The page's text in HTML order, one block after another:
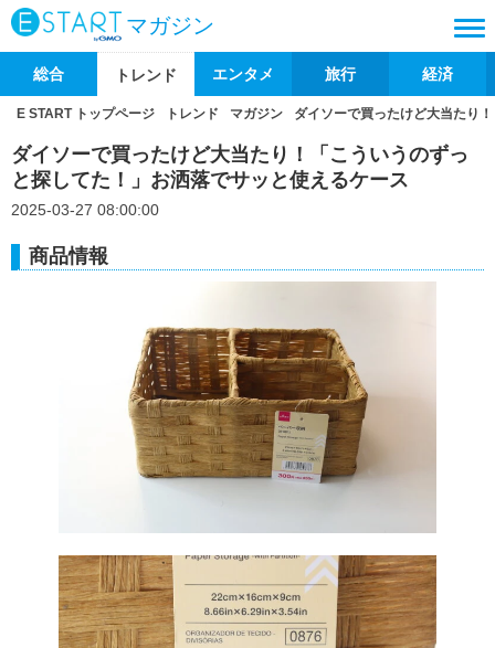
マガジン
総合 トレンド エンタメ 旅行 経済
E START トップページ トレンド マガジン ダイソーで買ったけど大当たり
ダイソーで買ったけど大当たり！「こういうのずっ
と探してた！」お洒落でサッと使えるケース
2025-03-27 08:00:00
商品情報